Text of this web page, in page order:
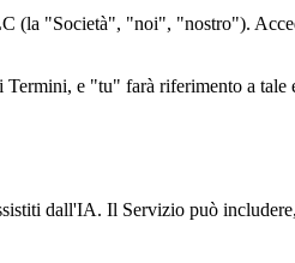
(la "Società", "noi", "nostro").
e "tu" farà riferimento a
dall'IA. Il Servizio può